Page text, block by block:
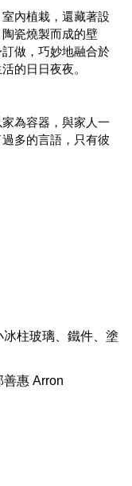
內植栽，還藏著設
瓷燒製而成的壁
做，巧妙地融合於
的日日夜夜。
為容器，與家人一
多的言語，只有彼
柱玻璃、鐵件、塗
惠 Arron